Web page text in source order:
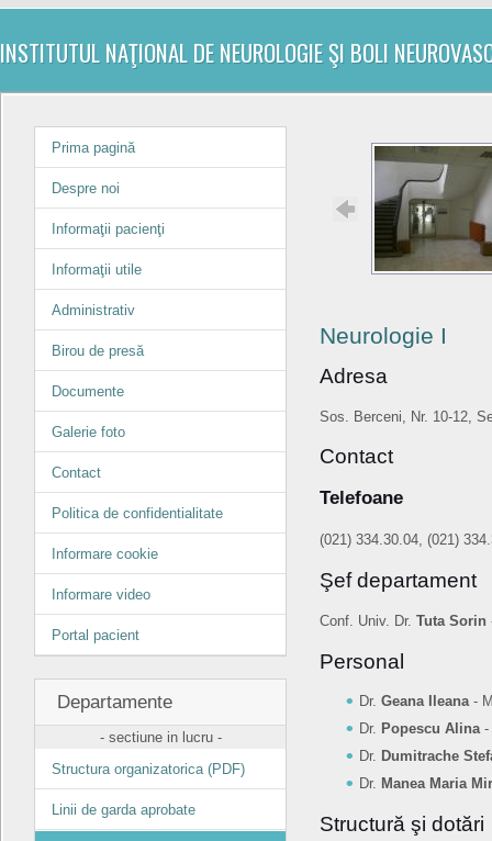
INSTITUTUL NAŢIONAL DE NEUROLOGIE ŞI BOLI
Prima pagină
Despre noi
Informaţii pacienţi
Informaţii utile
Administrativ
Birou de presă
Documente
Galerie foto
Contact
Politica de confidentialitate
Informare cookie
Informare video
Portal pacient
Departamente
- sectiune in lucru -
Structura organizatorica (PDF)
Linii de garda aprobate
Neurologie I
Adresa
Sos. Berceni, Nr. 10-12,
Contact
Telefoane
(021) 334.30.04, (021)
Şef departament
Conf. Univ. Dr. Tuta Sorin
Personal
Dr. Geana Ileana-
Dr. Popescu Alina-
Dr. Dumitrache
Dr. Manea Maria
Structură şi dotări